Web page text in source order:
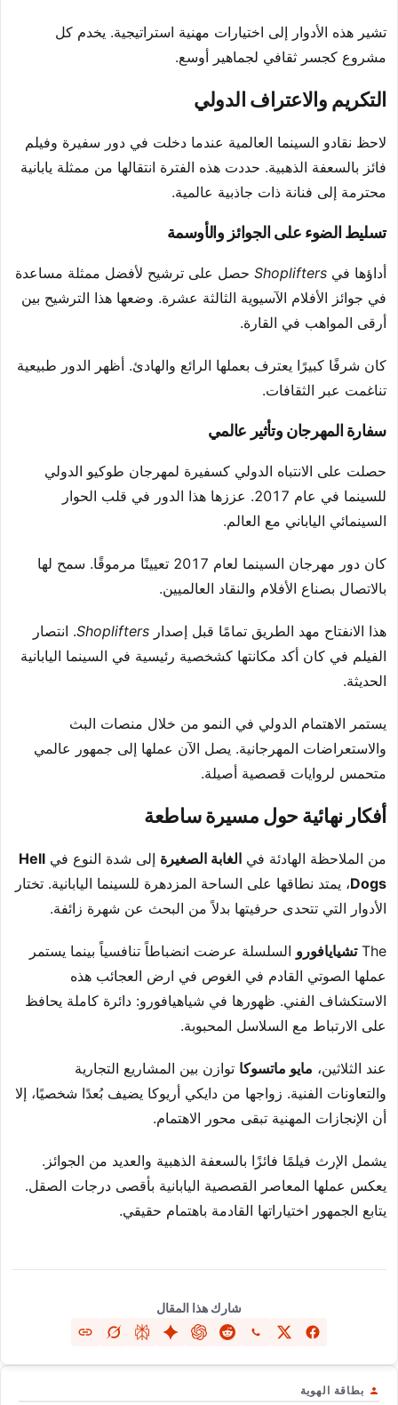
تشير هذه الأدوار إلى اختيارات مهنية استراتيجية. يخدم كل
مشروع كجسر ثقافي لجماهير أوسع.
التكريم والاعتراف الدولي
لاحظ نقادو السينما العالمية عندما دخلت في دور سفيرة وفيلم
فائز بالسعفة الذهبية. حددت هذه الفترة انتقالها من ممثلة يابانية
محترمة إلى فنانة ذات جاذبية عالمية.
تسليط الضوء على الجوائز والأوسمة
أداؤها في Shoplifters حصل على ترشيح لأفضل ممثلة مساعدة
في جوائز الأفلام الآسيوية الثالثة عشرة. وضعها هذا الترشيح بين
أرقى المواهب في القارة.
كان شرفًا كبيرًا يعترف بعملها الرائع والهادئ. أظهر الدور طبيعية
تناغمت عبر الثقافات.
سفارة المهرجان وتأثير عالمي
حصلت على الانتباه الدولي كسفيرة لمهرجان طوكيو الدولي
للسينما في عام 2017. عززها هذا الدور في قلب الحوار
السينمائي الياباني مع العالم.
كان دور مهرجان السينما لعام 2017 تعيينًا مرموقًا. سمح لها
بالاتصال بصناع الأفلام والنقاد العالميين.
هذا الانفتاح مهد الطريق تمامًا قبل إصدار Shoplifters. انتصار
الفيلم في كان أكد مكانتها كشخصية رئيسية في السينما اليابانية
الحديثة.
يستمر الاهتمام الدولي في النمو من خلال منصات البث
والاستعراضات المهرجانية. يصل الآن عملها إلى جمهور عالمي
متحمس لروايات قصصية أصيلة.
أفكار نهائية حول مسيرة ساطعة
من الملاحظة الهادئة في الغابة الصغيرة إلى شدة النوع في Hell
Dogs، يمتد نطاقها على الساحة المزدهرة للسينما اليابانية. تختار
الأدوار التي تتحدى حرفيتها بدلاً من البحث عن شهرة زائفة.
The تشيايافورو السلسلة عرضت انضباطاً تنافسياً بينما يستمر
عملها الصوتي القادم في الغوص في ارض العجائب هذه
الاستكشاف الفني. ظهورها في شياهيافورو: دائرة كاملة يحافظ
على الارتباط مع السلاسل المحبوبة.
عند الثلاثين، مايو ماتسوكا توازن بين المشاريع التجارية
والتعاونات الفنية. زواجها من دايكي أريوكا يضيف بُعدًا شخصيًا، إلا
أن الإنجازات المهنية تبقى محور الاهتمام.
يشمل الإرث فيلمًا فائزًا بالسعفة الذهبية والعديد من الجوائز.
يعكس عملها المعاصر القصصية اليابانية بأقصى درجات الصقل.
يتابع الجمهور اختياراتها القادمة باهتمام حقيقي.
شارك هذا المقال
بطاقة الهوية